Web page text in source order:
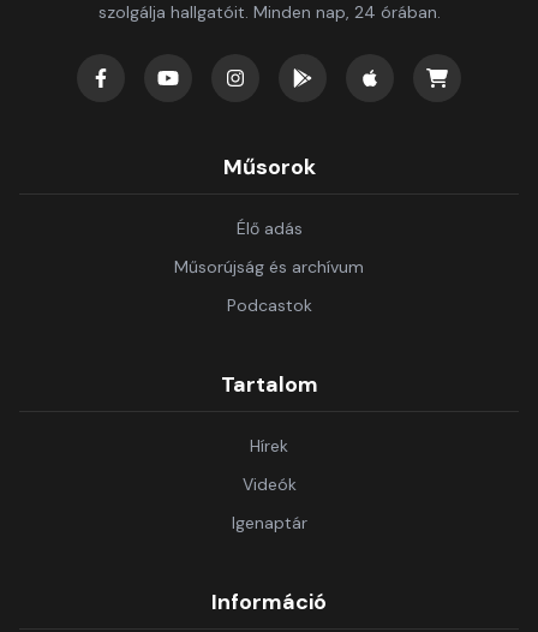
szolgálja hallgatóit. Minden nap, 24 órában.
Műsorok
Élő adás
Műsorújság és archívum
Podcastok
Tartalom
Hírek
Videók
Igenaptár
Információ